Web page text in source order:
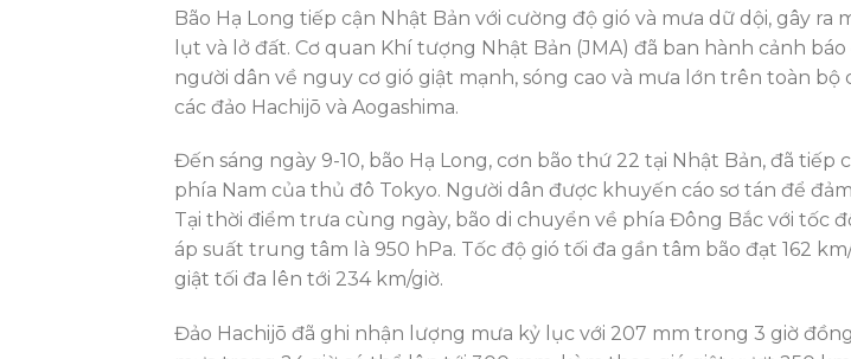
Bão Hạ Long tiếp cận Nhật Bản với cường độ gió và mưa dữ dội, gây ra
lụt và lở đất. Cơ quan Khí tượng Nhật Bản (JMA) đã ban hành cảnh
người dân về nguy cơ gió giật mạnh, sóng cao và mưa lớn trên toàn bộ
các đảo Hachijō và Aogashima.
Đến sáng ngày 9-10, bão Hạ Long, cơn bão thứ 22 tại Nhật Bản, đã tiếp
phía Nam của thủ đô Tokyo. Người dân được khuyến cáo sơ tán để
Tại thời điểm trưa cùng ngày, bão di chuyển về phía Đông Bắc với tốc
áp suất trung tâm là 950 hPa. Tốc độ gió tối đa gần tâm bão đạt 162
giật tối đa lên tới 234 km/giờ.
Đảo Hachijō đã ghi nhận lượng mưa kỷ lục với 207 mm trong 3 giờ